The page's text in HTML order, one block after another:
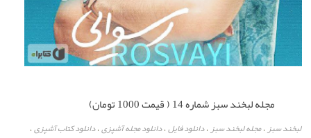
مجله لبخند سبز شماره 14 ( قیمت 1000 تومان)
لبخند سبز،مجله لبخند سبز،دانلود فایل،دانلود مجله آشپزی،دانلود کتاب آشپزی،